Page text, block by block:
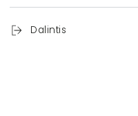
Dalintis